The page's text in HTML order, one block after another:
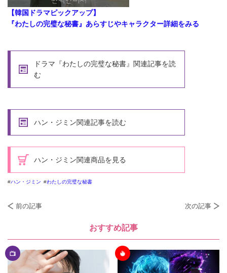
【韓国ドラマピックアップ】
『わたしの完璧な秘書』あらすじやキャラクター詳細をみる
ドラマ『わたしの完璧な秘書』関連記事を読
む
ハン・ジミン関連記事を読む
ハン・ジミン関連商品を見る
ハン・ジミン わたしの完璧な秘書
前の記事 次の記事
おすすめ記事